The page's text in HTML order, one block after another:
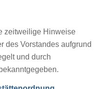
zeitweilige Hinweise
des Vorstandes aufgrund
und durch